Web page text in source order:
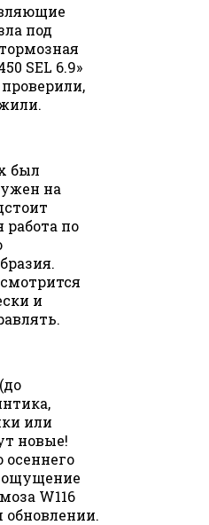
под
SEL 6.9»
был
на
работа по
и
или
новые!
осеннего
ощущение
W116